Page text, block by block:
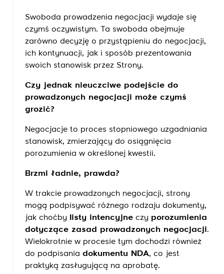
Swoboda prowadzenia negocjacji wydaje się
czymś oczywistym. Ta swoboda obejmuje
zarówno decyzję o przystąpieniu do negocjacji,
ich kontynuacji, jak i sposób prezentowania
swoich stanowisk przez Strony.
Czy jednak nieuczciwe podejście do
prowadzonych negocjacji może czymś
grozić?
Negocjacje to proces stopniowego uzgadniania
stanowisk, zmierzający do osiągnięcia
porozumienia w określonej kwestii.
Brzmi ładnie, prawda?
W trakcie prowadzonych negocjacji, strony
mogą podpisywać różnego rodzaju dokumenty,
jak choćby
listy intencyjne czy porozumienia
dotyczące zasad prowadzonych negocjacji.
Wielokrotnie w procesie tym dochodzi również
do podpisania dokumentu NDA, co jest
praktyką zasługującą na aprobatę.